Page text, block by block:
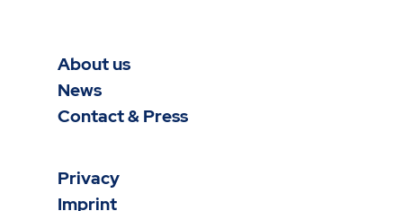
About us
News
Contact & Press
Privacy
Imprint